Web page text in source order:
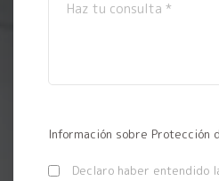
Información sobre Protección
Declaro haber entendido